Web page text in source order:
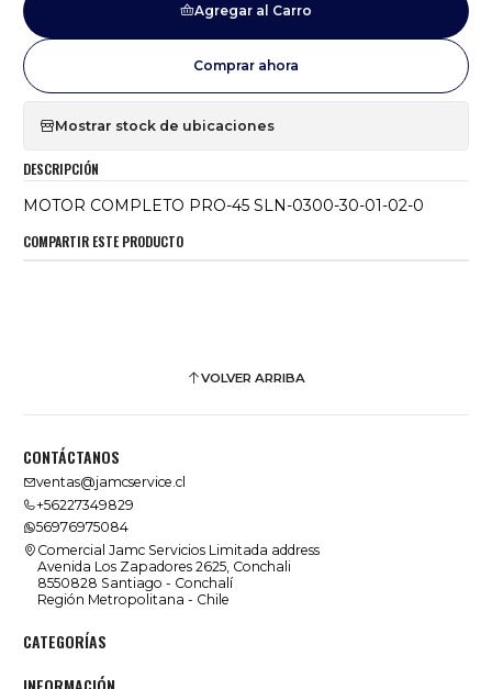
Agregar al Carro
Comprar ahora
Mostrar stock de ubicaciones
DESCRIPCIÓN
MOTOR COMPLETO PRO-45 SLN-0300-30-01-02-0
COMPARTIR ESTE PRODUCTO
VOLVER ARRIBA
CONTÁCTANOS
ventas@jamcservice.cl
+56227349829
56976975084
Comercial Jamc Servicios Limitada address
Avenida Los Zapadores 2625, Conchali
8550828 Santiago - Conchalí
Región Metropolitana - Chile
CATEGORÍAS